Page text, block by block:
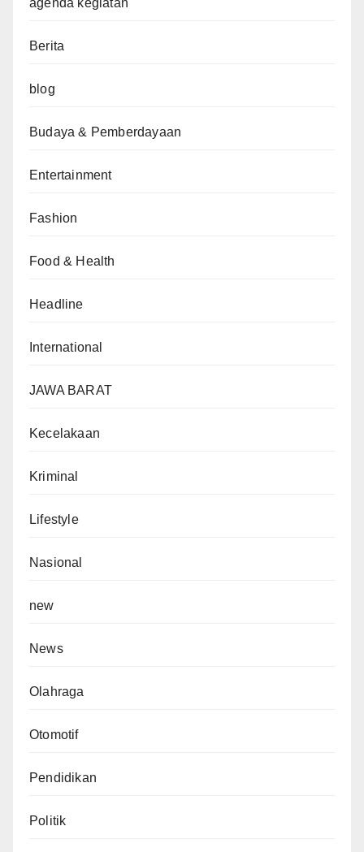
agenda kegiatan
Berita
blog
Budaya & Pemberdayaan
Entertainment
Fashion
Food & Health
Headline
International
JAWA BARAT
Kecelakaan
Kriminal
Lifestyle
Nasional
new
News
Olahraga
Otomotif
Pendidikan
Politik